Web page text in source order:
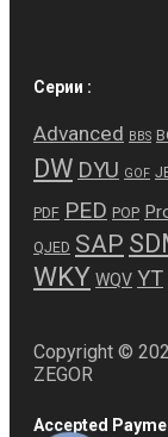
Серии :
Advanced BBS
DW DYU GOF
PDF PED POP
QJED SAP
WKY WQV YT
Copyright ©
ZEGOR
Accepted